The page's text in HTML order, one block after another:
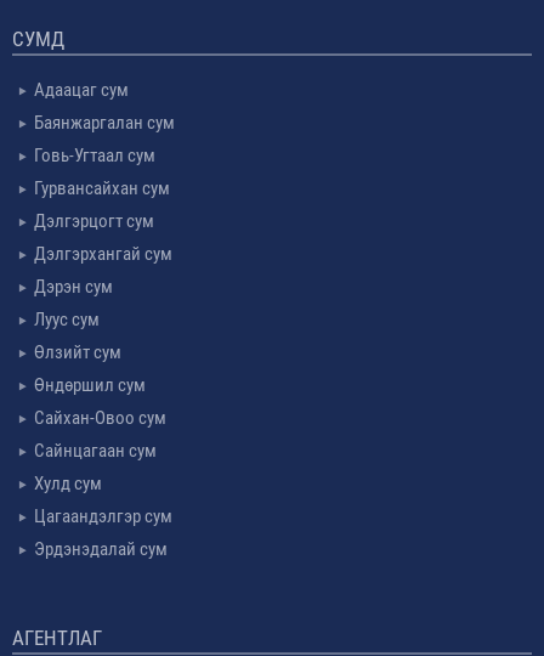
СУМД
Адаацаг сум
Баянжаргалан сум
Говь-Угтаал сум
Гурвансайхан сум
Дэлгэрцогт сум
Дэлгэрхангай сум
Дэрэн сум
Луус сум
Өлзийт сум
Өндөршил сум
Сайхан-Овоо сум
Сайнцагаан сум
Хулд сум
Цагаандэлгэр сум
Эрдэнэдалай сум
АГЕНТЛАГ